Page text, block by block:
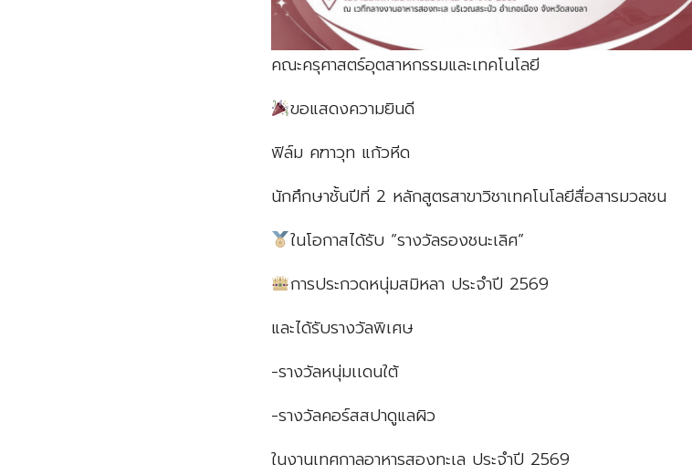
คณะครุศาสตร์อุตสาหกรรมและเทคโนโลยี
ขอแสดงความยินดี
ฟิล์ม คฑาวุท แก้วหีด
นักศึกษาชั้นปีที่ 2 หลักสูตรสาขาวิชาเทคโนโลยีสื่อสารมวลชน
ในโอกาสได้รับ “รางวัลรองชนะเลิศ”
การประกวดหนุ่มสมิหลา ประจำปี 2569
และได้รับรางวัลพิเศษ
-รางวัลหนุ่มเเดนใต้
-รางวัลคอร์สสปาดูแลผิว
ในงานเทศกาลอาหารสองทะเล ประจำปี 2569